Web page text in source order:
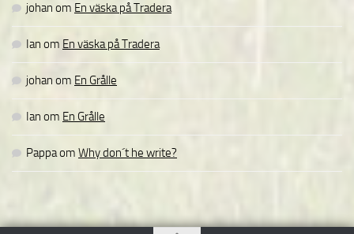
johan om En väska på Tradera
Ian om En väska på Tradera
johan om En Grålle
Ian om En Grålle
Pappaom Why don´t he write?